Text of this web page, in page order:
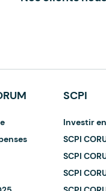
SCPI
Investir en
SCPI
SCPI
SCPI